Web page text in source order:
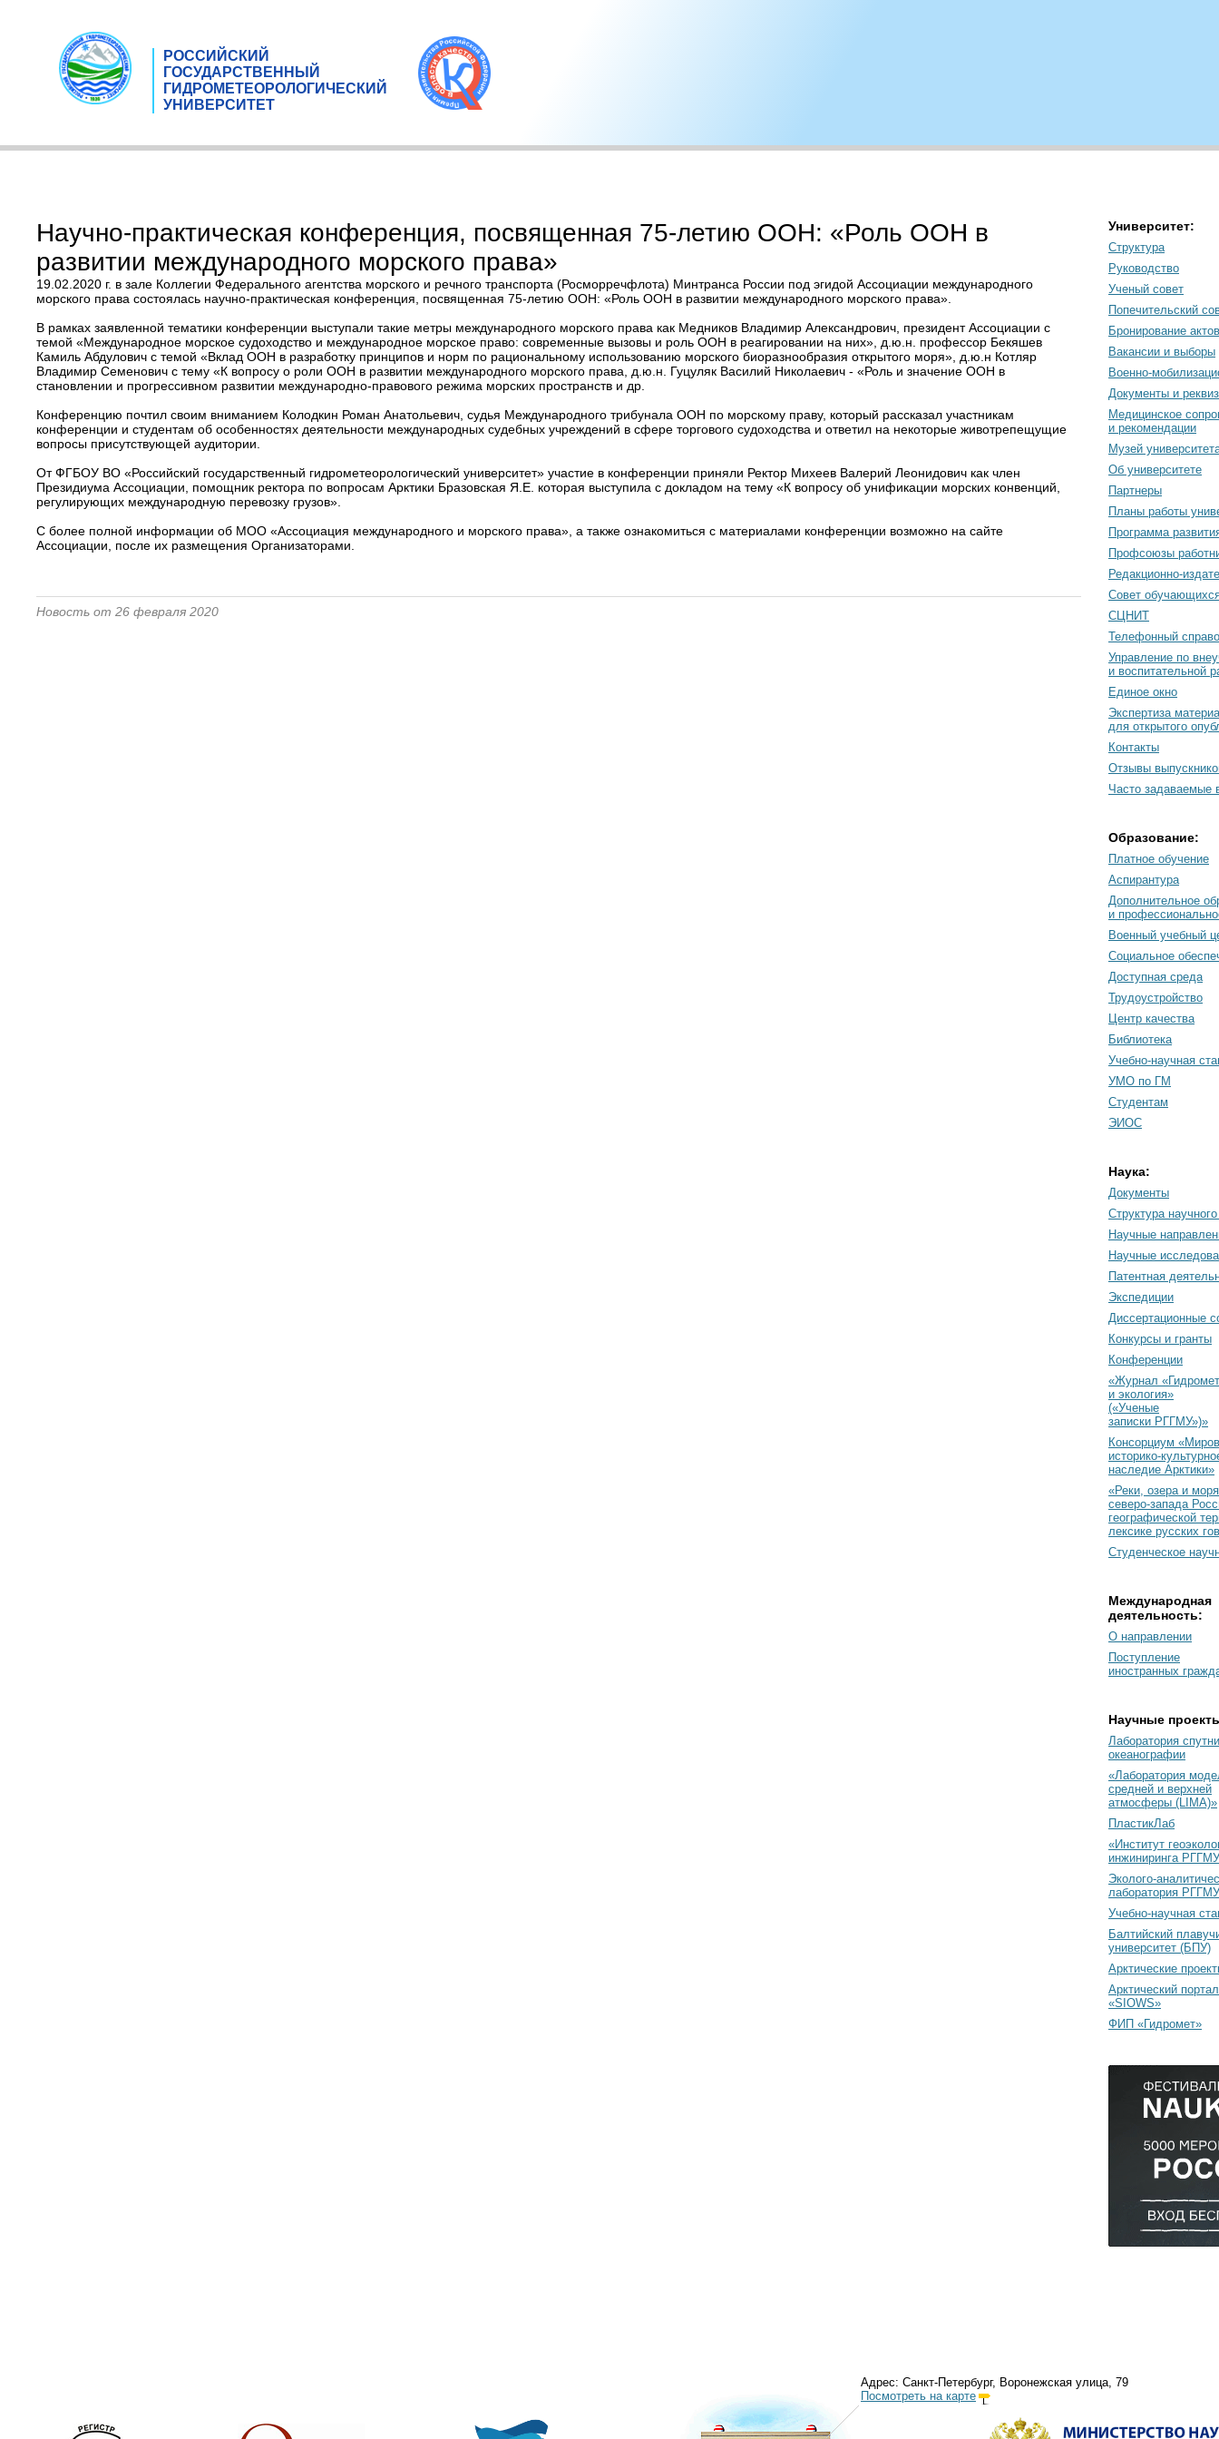
РОССИЙСКИЙ
ГОСУДАРСТВЕННЫЙ
ГИДРОМЕТЕОРОЛОГИЧЕСКИЙ
УНИВЕРСИТЕТ
Научно-практическая конференция, посвященная 75-летию ООН: «Роль ООН в
развитии международного морского права»
19.02.2020 г. в зале Коллегии Федерального агентства морского и речного транспорта (Росморречфлота) Минтранса России под эгидой Ассоциации международного
морского права состоялась научно-практическая конференция, посвященная 75-летию ООН: «Роль ООН в развитии международного морского права».
В рамках заявленной тематики конференции выступали такие метры международного морского права как Медников Владимир Александрович, президент Ассоциации с
темой «Международное морское судоходство и международное морское право: современные вызовы и роль ООН в реагировании на них», д.ю.н. профессор Бекяшев
Камиль Абдулович с темой «Вклад ООН в разработку принципов и норм по рациональному использованию морского биоразнообразия открытого моря», д.ю.н Котляр
Владимир Семенович с тему «К вопросу о роли ООН в развитии международного морского права, д.ю.н. Гуцуляк Василий Николаевич - «Роль и значение ООН в
становлении и прогрессивном развитии международно-правового режима морских пространств и др.
Конференцию почтил своим вниманием Колодкин Роман Анатольевич, судья Международного трибунала ООН по морскому праву, который рассказал участникам
конференции и студентам об особенностях деятельности международных судебных учреждений в сфере торгового судоходства и ответил на некоторые животрепещущие
вопросы присутствующей аудитории.
От ФГБОУ ВО «Российский государственный гидрометеорологический университет» участие в конференции приняли Ректор Михеев Валерий Леонидович как член
Президиума Ассоциации, помощник ректора по вопросам Арктики Бразовская Я.Е. которая выступила с докладом на тему «К вопросу об унификации морских конвенций,
регулирующих международную перевозку грузов».
С более полной информации об МОО «Ассоциация международного и морского права», а также ознакомиться с материалами конференции возможно на сайте
Ассоциации, после их размещения Организаторами.
Новость от 26 февраля 2020
Университет:
Структура
Руководство
Ученый совет
Попечительский
Бронирование
Вакансии и выборы
Военно-
Документы и
Медицинское
и рекомендации
Музей
Об университете
Партнеры
Планы работы
Программа
Профсоюзы
Редакционно-
Cовет
СЦНИТ
Телефонный
Управление по
и воспитательной
Единое окно
Экспертиза
для открытого
Контакты
Отзывы
Часто задаваемые
Образование:
Платное обучение
Аспирантура
Дополнительное
и
Военный учебный
Социальное
Доступная среда
Трудоустройство
Центр качества
Библиотека
Учебно-научная
УМО по ГМ
Студентам
ЭИОС
Наука:
Документы
Cтруктура
Научные
Научные
Патентная
Экспедиции
Диссертационные
Конкурсы и гранты
Конференции
«Журнал
и экология»
(«Ученые
записки РГГМУ»)»
Консорциум
историко-
наследие Арктики»
«Реки, озера и моря
северо-запада
географической
лексике русских
Студенческое
Международная
деятельность:
О направлении
Поступление
иностранных
Научные
Лаборатория
океанографии
«Лаборатория
средней и верхней
атмосферы (LIMA)»
ПластикЛаб
«Институт
инжиниринга
Эколого-
лаборатория РГГМУ
Учебно-научная
Балтийский
университет (БПУ)
Арктические
Арктический портал
«SIOWS»
ФИП «Гидромет»
Адрес: Санкт-Петербург, Воронежская улица, 79
Посмотреть на карте